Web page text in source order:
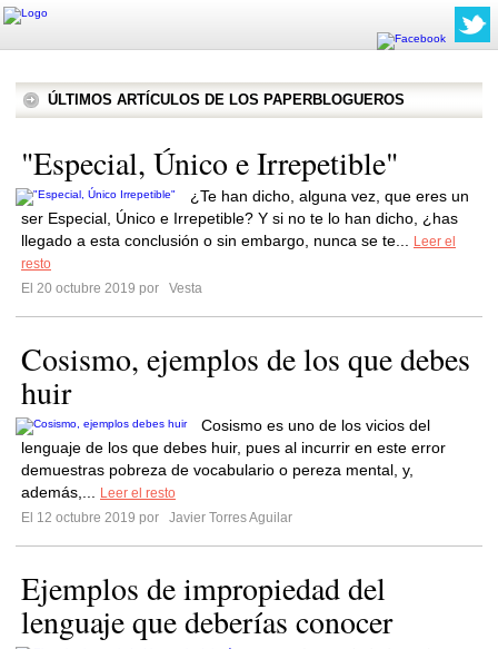
ÚLTIMOS ARTÍCULOS DE LOS PAPERBLOGUEROS
"Especial, Único e Irrepetible"
¿Te han dicho, alguna vez, que eres un
ser Especial, Único e Irrepetible? Y si no te lo han dicho, ¿has
llegado a esta conclusión o sin embargo, nunca se te...
Leer el
resto
El 20 octubre 2019 por
Vesta
Cosismo, ejemplos de los que debes
huir
Cosismo es uno de los vicios del
lenguaje de los que debes huir, pues al incurrir en este error
demuestras pobreza de vocabulario o pereza mental, y,
además,...
Leer el resto
El 12 octubre 2019 por
Javier Torres Aguilar
Ejemplos de impropiedad del
lenguaje que deberías conocer